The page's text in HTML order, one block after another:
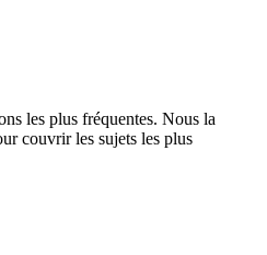
les plus fréquentes. Nous la
couvrir les sujets les plus